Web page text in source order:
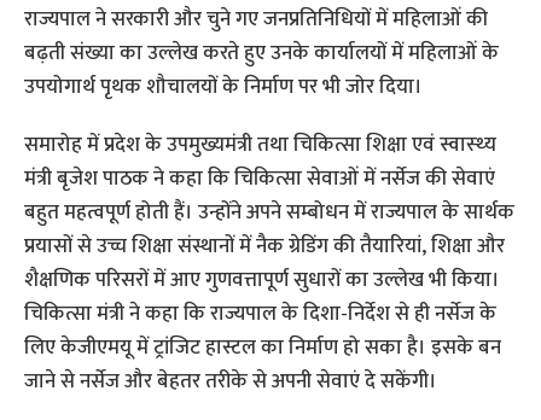
राज्यपाल ने सरकारी और चुने गए जनप्रतिनिधियों में महिलाओं की
बढ़ती संख्या का उल्लेख करते हुए उनके कार्यालयों में महिलाओं के
उपयोगार्थ पृथक शौचालयों के निर्माण पर भी जोर दिया।
समारोह में प्रदेश के उपमुख्यमंत्री तथा चिकित्सा शिक्षा एवं स्वास्‍थ्‍य
मंत्री बृजेश पाठक ने कहा कि चिकित्सा सेवाओं में नर्सेज की सेवाएं
बहुत महत्वपूर्ण होती हैं। उन्होंने अपने सम्बोधन में राज्यपाल के सार्थक
प्रयासों से उच्च शिक्षा संस्थानों में नैक ग्रेडिंग की तैयारियां, शिक्षा और
शैक्षणिक परिसरों में आए गुणवत्तापूर्ण सुधारों का उल्लेख भी किया।
चिकित्सा मंत्री ने कहा कि राज्यपाल के दिशा-निर्देश से ही नर्सेज के
लिए केजीएमयू में ट्रांजिट हास्टल का निर्माण हो सका है। इसके बन
जाने से नर्सेज और बेहतर तरीके से अपनी सेवाएं दे सकेंगी।